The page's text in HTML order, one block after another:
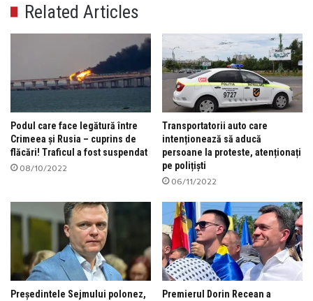
Related Articles
Podul care face legătură între
Crimeea și Rusia – cuprins de
flăcări! Traficul a fost suspendat
08/10/2022
Transportatorii auto care
intenționează să aducă
persoane la proteste, atenționați
pe polițiști
06/11/2022
Președintele Sejmului polonez,
Premierul Dorin Recean a